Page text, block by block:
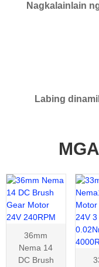
Nagkalainlain
Labing
36mm
Nema 14
DC Brush